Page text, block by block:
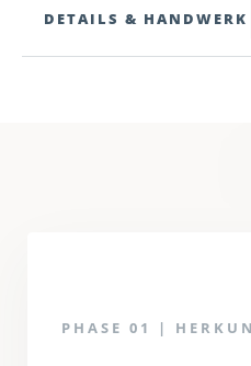
DETAILS & HANDWERK
PHASE 01 |